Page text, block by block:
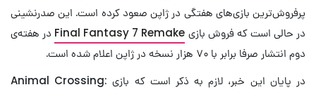
پرفروش‌ترین بازی‌های هفتگی در ژاپن صعود کرده است. این صدرنشینی
در حالی است که فروش بازی Final Fantasy 7 Remake در هفته‌ی
دوم انتشار صرفا برابر با ۷۰ هزار نسخه در ژاپن اعلام شده است.
در پایان این خبر، لازم به ذکر است که بازی Animal Crossing: